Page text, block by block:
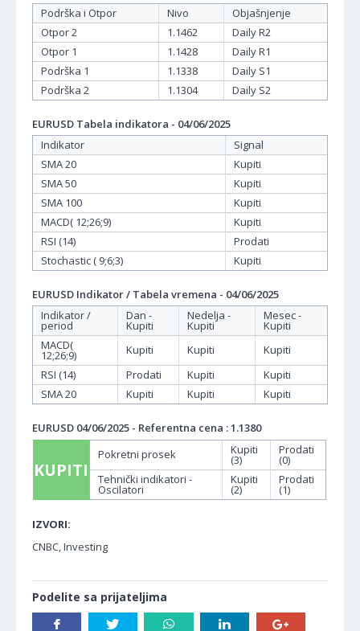
Podrška i Otpor
Nivo
Objašnjenje
Otpor 2
1.1462
Daily R2
Otpor 1
1.1428
Daily R1
Podrška 1
1.1338
Daily S1
Podrška 2
1.1304 Daily S2
EURUSD Tabela indikatora - 04/06/2025
Indikator
Signal
SMA 20
Kupiti
SMA 50
Kupiti
SMA 100
Kupiti
MACD( 12;26;9)
Kupiti
RSI (14)
Prodati
Stochastic ( 9;6;3)
Kupiti
EURUSD Indikator / Tabela vremena - 04/06/2025
Indikator /
period
Dan -
Kupiti
Nedelja -
Kupiti
Mesec -
Kupiti
MACD(
12;26;9) Kupiti Kupiti
Kupiti
RSI (14)
Prodati Kupiti
Kupiti
SMA 20
Kupiti Kupiti Kupiti
EURUSD 04/06/2025 - Referentna cena : 1.1380
KUPITI
Pokretni prosek Kupiti
(3)
Prodati
(0)
Tehnički indikatori -
Oscilatori
Kupiti
(2)
Prodati
(1)
IZVORI:
CNBC, Investing
Podelite sa prijateljima